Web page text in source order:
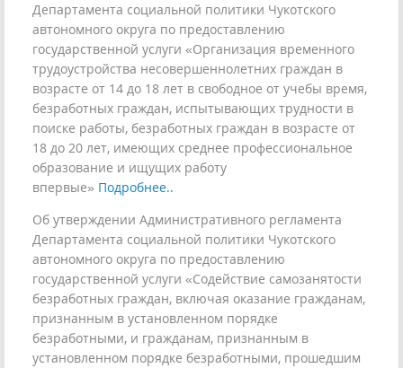
Департамента социальной политики Чукотского
автономного округа по предоставлению
государственной услуги «Организация временного
трудоустройства несовершеннолетних граждан в
возрасте от 14 до 18 лет в свободное от учебы время,
безработных граждан, испытывающих трудности в
поиске работы, безработных граждан в возрасте от
18 до 20 лет, имеющих среднее профессиональное
образование и ищущих работу
впервые» Подробнее..
Об утверждении Административного регламента
Департамента социальной политики Чукотского
автономного округа по предоставлению
государственной услуги «Содействие самозанятости
безработных граждан, включая оказание гражданам,
признанным в установленном порядке
безработными, и гражданам, признанным в
установленном порядке безработными, прошедшим